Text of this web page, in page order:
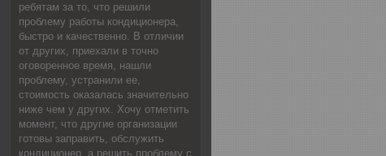
ребятам за то, что решили
проблему работы кондиционера,
быстро и качественно. В отличии
от других, приехали в точно
оговоренное время, нашли
проблему, устранили ее,
стоимость оказалась значительно
ниже чем у других. Хочу отметить
момент, что другие организации
готовы заправить, обслужить
кондиционер, а решить проблему с